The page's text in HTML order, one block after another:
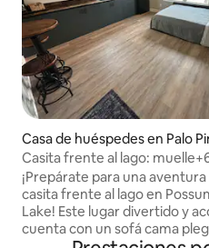
Casa de huéspedes en Palo
o County
Casita frente al lago:
¡Prepárate para una
casita frente al lago en
Lake! Este lugar divertido y
cuenta con un sofá cama